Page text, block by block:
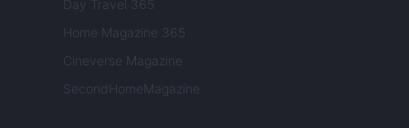
Day Travel 365
Home Magazine 365
Cineverse Magazine
SecondHomeMagazine